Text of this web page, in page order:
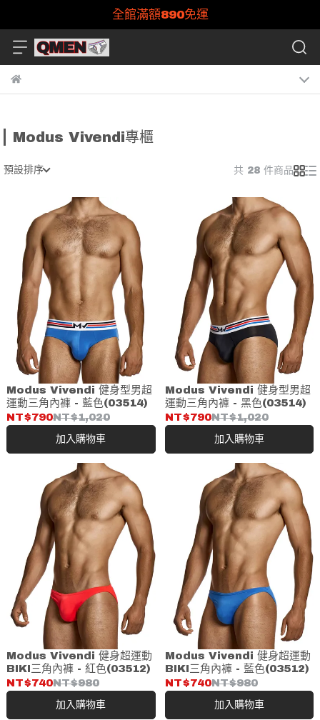
全館滿額890免運
Modus Vivendi專櫃
預設排序 共 28 件商品
Modus Vivendi 健身型男超
運動三角內褲 - 藍色(03514)
NT$790NT$1,020
加入購物車
Modus Vivendi 健身型男超
運動三角內褲 - 黑色(03514)
NT$790NT$1,020
加入購物車
Modus Vivendi 健身超運動
BIKI三角內褲 - 紅色(03512)
NT$740NT$980
加入購物車
Modus Vivendi 健身超運動
BIKI三角內褲 - 藍色(03512)
NT$740NT$980
加入購物車